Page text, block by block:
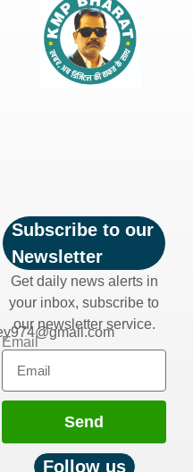
Subscribe to our
Newsletter
Get daily news alerts in
your inbox, subscribe to
our newsletter service.
Email
Send
Follow us